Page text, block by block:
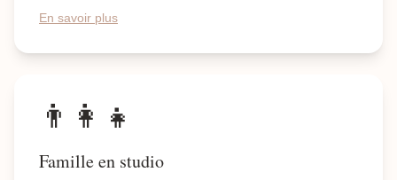
En savoir plus
👨‍👩‍👧
Famille en studio